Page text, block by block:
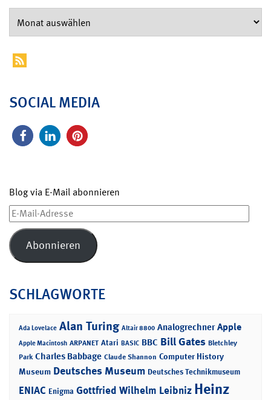
SOCIAL MEDIA
Blog via E-Mail abonnieren
E-
Mail-
Adresse
Abonnieren
SCHLAGWORTE
Ada Lovelace Alan Turing Altair 8800 Analogrechner Apple
Apple Macintosh ARPANET Atari BASIC BBC Bill Gates Bletchley
Park Charles Babbage Claude Shannon Computer History
Museum Deutsches Museum Deutsches Technikmuseum
ENIAC Enigma Gottfried Wilhelm Leibniz Heinz